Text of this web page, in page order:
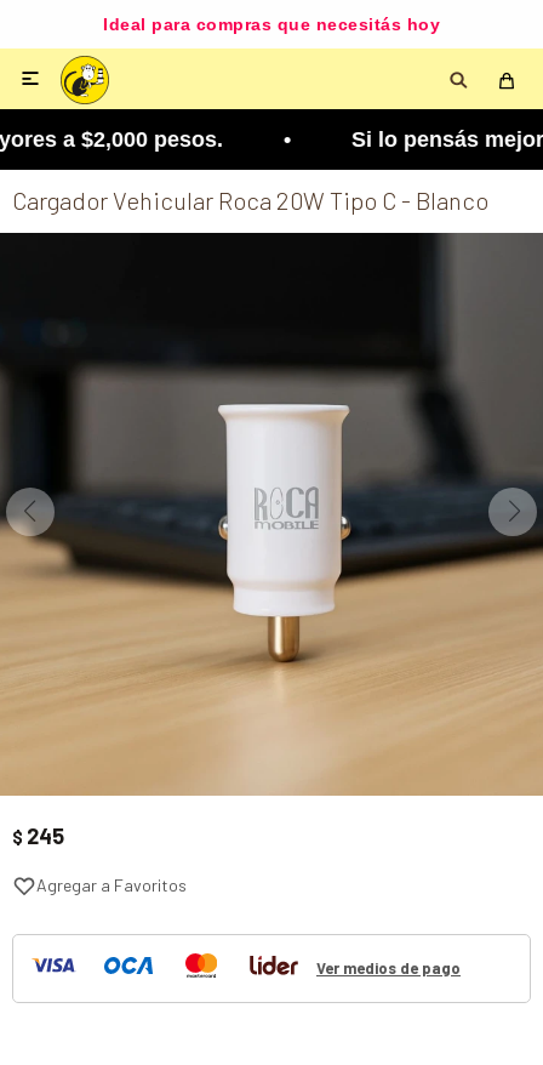
Ideal para compras que necesitás hoy

a $2,000 pesos. • Si lo pensás mejor, lo
Cargador Vehicular Roca 20W Tipo C - Blanco
$ 245
Ver medios de pago